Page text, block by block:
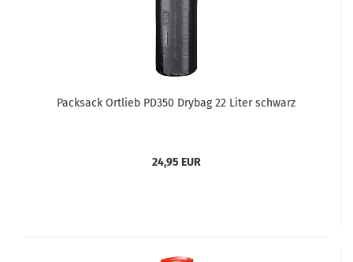
Packsack Ortlieb PD350 Drybag 22 Liter schwarz
24,95 EUR